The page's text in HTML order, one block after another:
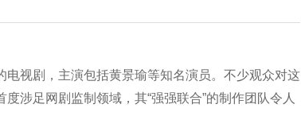
电视剧，主演包括黄景瑜等知名演员。不少观众对这
涉足网剧监制领域，其“强强联合”的制作团队令人